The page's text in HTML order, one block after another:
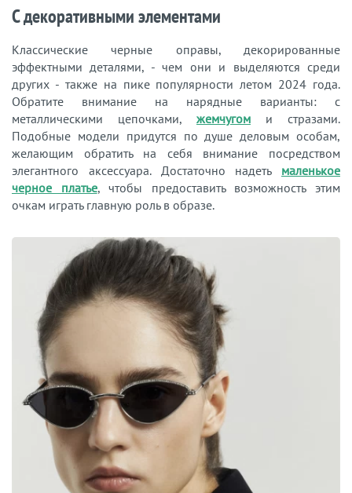
С декоративными элементами
Классические черные оправы, декорированные
эффектными деталями, - чем они и выделяются среди
других - также на пике популярности летом 2024 года.
Обратите внимание на нарядные варианты: с
металлическими цепочками, жемчугом и стразами.
Подобные модели придутся по душе деловым особам,
желающим обратить на себя внимание посредством
элегантного аксессуара. Достаточно надеть маленькое
черное платье, чтобы предоставить возможность этим
очкам играть главную роль в образе.